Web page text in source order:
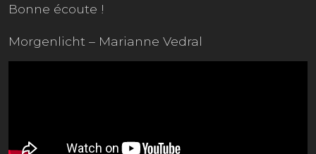
Bonne écoute !
Morgenlicht – Marianne Vedral